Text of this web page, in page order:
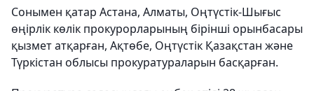
Сонымен қатар Астана, Алматы, Оңтүстік-Шығыс
өңірлік көлік прокурорларының бірінші орынбасары
қызмет атқарған, Ақтөбе, Оңтүстік Қазақстан және
Түркістан облысы прокуратураларын басқарған.